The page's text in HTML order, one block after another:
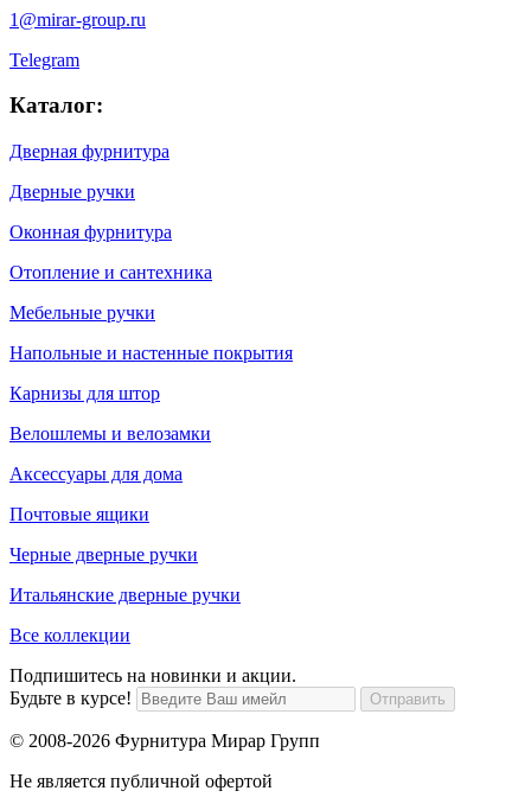
1@mirar-group.ru
Telegram
Каталог:
Дверная фурнитура
Дверные ручки
Оконная фурнитура
Отопление и сантехника
Мебельные ручки
Напольные и настенные покрытия
Карнизы для штор
Велошлемы и велозамки
Аксессуары для дома
Почтовые ящики
Черные дверные ручки
Итальянские дверные ручки
Все коллекции
Подпишитесь на новинки и акции.
Будьте в курсе!
© 2008-2026 Фурнитура Мирар Групп
Не является публичной офертой